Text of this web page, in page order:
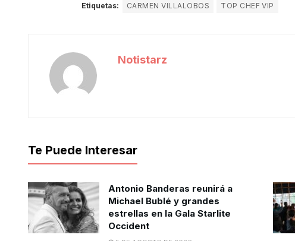
Etiquetas: CARMEN VILLALOBOS TOP CHEF VIP
Notistarz
Te Puede Interesar
Antonio Banderas reunirá a
Michael Bublé y grandes
estrellas en la Gala Starlite
Occident